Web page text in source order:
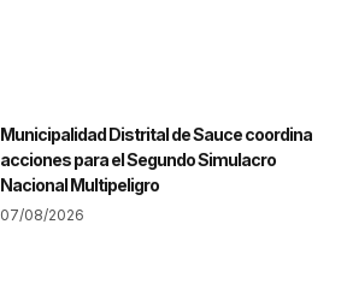
Municipalidad Distrital de Sauce coordina
acciones para el Segundo Simulacro
Nacional Multipeligro
07/08/2026